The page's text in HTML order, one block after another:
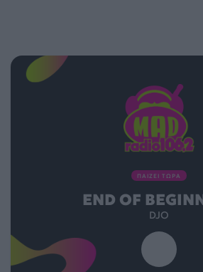
ΠΑΙΖΕΙ ΤΩΡΑ
END OF
DJO